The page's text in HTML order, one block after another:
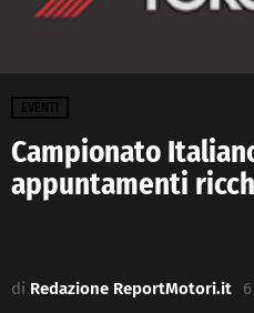
EVENTI
Campionato
appuntamenti
di Redazione ReportMotori.it